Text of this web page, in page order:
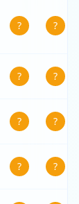
? ?
? ?
? ?
? ?